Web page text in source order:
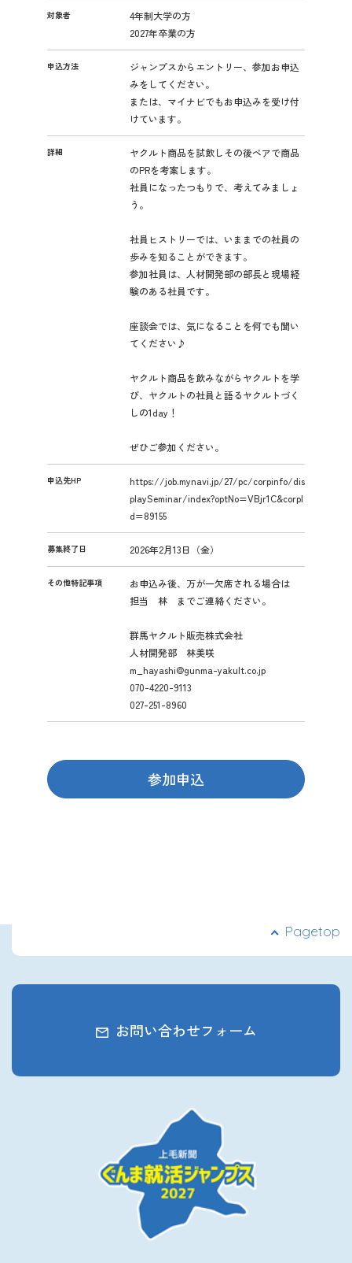
対象者
4年制大学の方
2027年卒業の方
申込方法
ジャンプスからエントリー、参加お申込
みをしてください。
または、マイナビでもお申込みを受け付
けています。
詳細
ヤクルト商品を試飲しその後ペアで商品
のPRを考案します。
社員になったつもりで、考えてみましょ
う。
社員ヒストリーでは、いままでの社員の
歩みを知ることができます。
参加社員は、人材開発部の部長と現場経
験のある社員です。
座談会では、気になることを何でも聞い
てください♪
ヤクルト商品を飲みながらヤクルトを学
び、ヤクルトの社員と語るヤクルトづく
しの1day！
ぜひご参加ください。
申込先HP
https://job.mynavi.jp/27/pc/corpinfo/dis
playSeminar/index?optNo=VBjr1C&corpI
d=89155
募集終了日 2026年2月13日（金）
その他特記事項
お申込み後、万が一欠席される場合は
担当 林 までご連絡ください。
群馬ヤクルト販売株式会社
人材開発部 林美咲
m_hayashi@gunma-yakult.co.jp
070-4220-9113
027-251-8960
参加申込
お問い合わせフォーム
Pagetop